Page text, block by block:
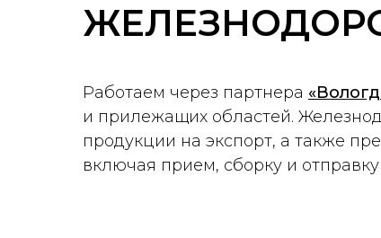
Работаем через партнера
и прилежащих областей.
продукции на экспорт, а также
включая прием, сборку и